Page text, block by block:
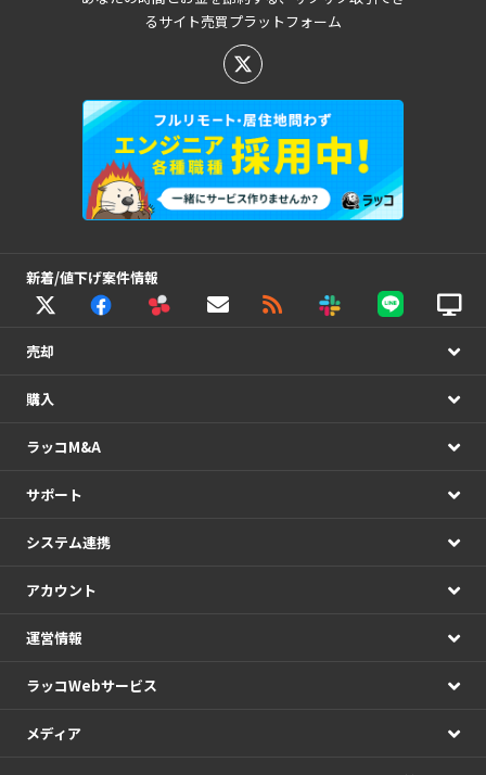
るサイト売買プラットフォーム
新着/値下げ案件情報
売却
購入
ラッコM&A
サポート
システム連携
アカウント
運営情報
ラッコWebサービス
メディア